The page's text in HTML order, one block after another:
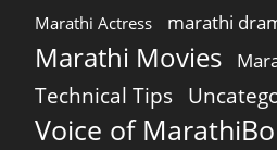
Marathi Actress marathi
Marathi Movies
Technical Tips
Voice of